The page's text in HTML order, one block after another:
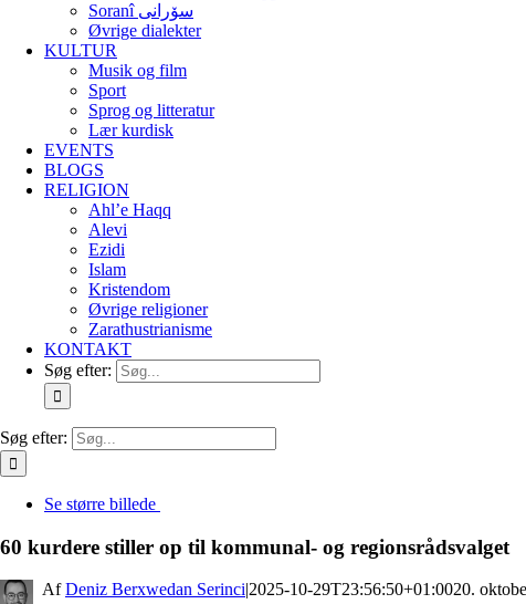
Soranî سۆرانی
Øvrige dialekter
KULTUR
Musik og film
Sport
Sprog og litteratur
Lær kurdisk
EVENTS
BLOGS
RELIGION
Ahl’e Haqq
Alevi
Ezidi
Islam
Kristendom
Øvrige religioner
Zarathustrianisme
KONTAKT
Søg efter:
Søg efter:
Se større billede
60 kurdere stiller op til kommunal- og regionsrådsvalget
By Deniz Berxwedan Serinci|2025-10-29T23:56:50+01:0020.